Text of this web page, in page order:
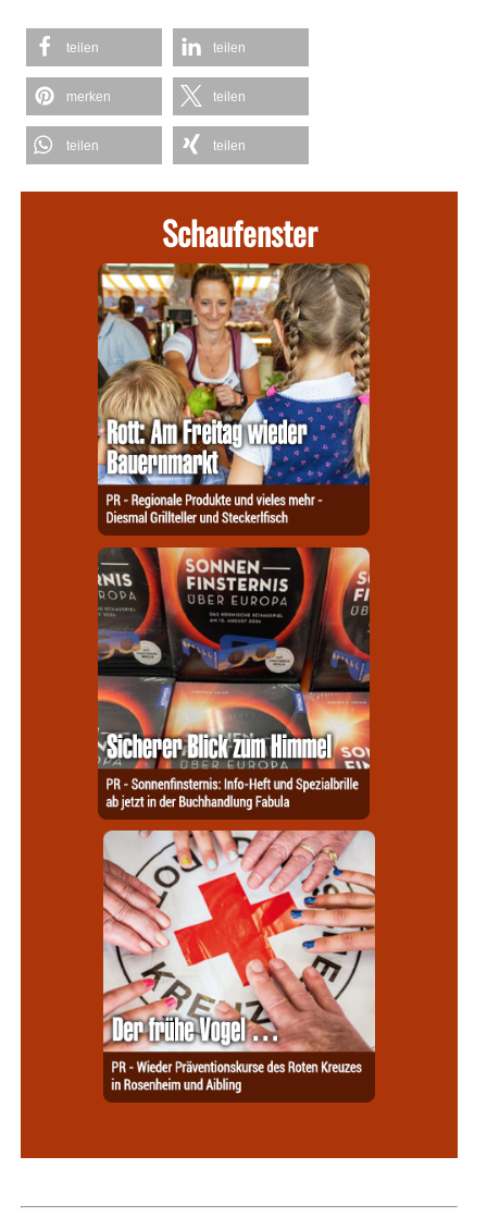
teilen teilen
merken teilen
teilen teilen
Schaufenster